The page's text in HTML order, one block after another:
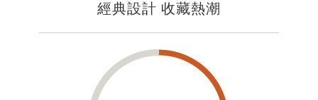
經典設計 收藏熱潮